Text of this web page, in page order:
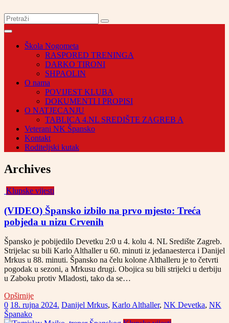
Škola Nogometa
RASPORED TRENINGA
DARKO TIRONI
SHPAOLIN
O nama
POVIJEST KLUBA
DOKUMENTI I PROPISI
O NATJECANJU
TABLICA 4.NL SREDIŠTE ZAGREB A
Veterani NK Špansko
Kontakt
Roditeljski kutak
Archives
Klupske vijesti
(VIDEO) Špansko izbilo na prvo mjesto: Treća
pobjeda u nizu Crvenih
Špansko je pobijedilo Devetku 2:0 u 4. kolu 4. NL Središte Zagreb.
Strijelac su bili Karlo Althaller u 60. minuti iz jedanaesterca i Danijel
Mrkus u 88. minuti. Špansko na čelu kolone Althalleru je to četvrti
pogodak u sezoni, a Mrkusu drugi. Obojica su bili strijelci u derbiju
u Zaboku protiv Mladosti, tako da se…
Opširnije
0 18. rujna 2024. Danijel Mrkus, Karlo Althaller, NK Devetka, NK
Španako